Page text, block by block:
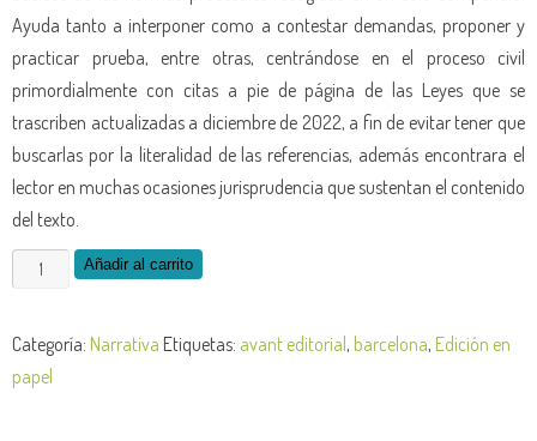
Ayuda tanto a interponer como a contestar demandas, proponer y
practicar prueba, entre otras, centrándose en el proceso civil
primordialmente con citas a pie de página de las Leyes que se
trascriben actualizadas a diciembre de 2022, a fin de evitar tener que
buscarlas por la literalidad de las referencias, además encontrara el
lector en muchas ocasiones jurisprudencia que sustentan el contenido
del texto.
su
Añadir al carrito
Categoría: Narrativa Etiquetas: avant editorial, barcelona, Edición en
papel